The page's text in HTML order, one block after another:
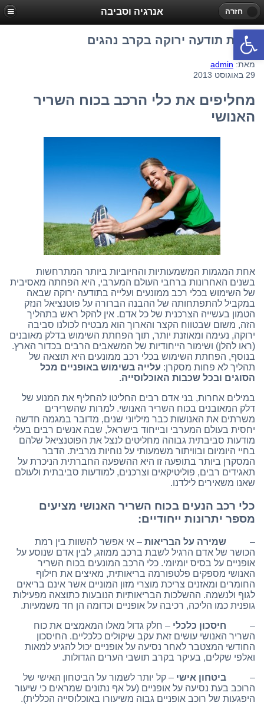
פתח סרגל נגישות
חזרה אנרגיה וסביבה
עליית תודעה ירוקה בקרב נהגים
מאת: admin
29 באוגוסט 2013
מחליפים את כלי הרכב בכוח השריר
האנושי
אחת המגמות המשמעותיות והחיוביות ביותר המתרחשות
בשנים האחרונות ברחבי העולם המערבי, היא הפחתה מאסיבית
של השימוש בכלי רכב ממונעים ועלייה בתודעה ירוקה שבאה
במקביל להתפתחותה של ההבנה הברורה על פוטנציאל הנזק
הטמון בעשייה הצרכנית של כל אדם. אין להקל ראש בתהליך
הזה, משום שבטווח הקצר והארוך הוא מבטיח לכולנו סביבה
ירוקה, נעימה ומאוזנת יותר, תוך הפחתת השימוש בדלק מאובנים
(ראו להלן) ושימור הייחודיות של המשאבים הרבים בכדור הארץ.
בנוסף, הפחתת השימוש בכלי רכב ממונעים היא תוצאה של
תהליך לא פחות מסקרן: עלייה בשימוש באופניים מכל
הסוגים ובכל שכבות האוכלוסייה.
במילים אחרות, בני אדם רבים החליטו להחליף את המנוע של
דלק המאובנים בכוח השריר האנושי. למרות שהשרירים
משרתים את האנושות כבר מיליוני שנים, מדובר במגמה חדשה
יחסית בעולם המערבי ובייחוד בישראל, שבה אנשים רבים בעלי
מודעות סביבתית גבוהה מחליטים לנצל את הפוטנציאל שלהם
בחיי היומיום ובוויתור משמעותי על נוחיות מרבית. הדבר
המסקרן ביותר בתופעה זו היא ההשפעה החברתית הניכרת על
תאגידים רבים, פוליטיקאים וצרכנים, למודעות סביבתית ולעולם
שאנו משאירים לילדנו.
כלי רכב הנעים בכוח השריר האנושי מציעים
מספר יתרונות ייחודיים:
– שמירה על הבריאות – אי אפשר להשוות בין רמת
הכושר של אדם הרגיל לשבת ברכב ממוזג, לבין אדם שנוסע על
אופניים על בסיס יומיומי. כלי הרכב המונעים בכוח השריר
האנושי מספקים פלטפורמה בריאותית, מאיצים את חילוף
החומרים ומאזנים צריכת מוצרי מזון המוניים אשר אינם בריאים
לגוף ולנשמה. ההשלכות הבריאותיות הנובעות כתוצאה מפעילות
גופנית כמו הליכה, רכיבה על אופניים וכדומה הן חד משמעיות.
– חיסכון כלכלי – חלק גדול מאלו המאמצים את כוח
השריר האנושי עושים זאת עקב שיקולים כלכליים. החיסכון
החודשי המצטבר לאחר נסיעה על אופניים יכול להגיע למאות
ואלפי שקלים, בעיקר בקרב תושבי הערים הגדולות.
– ביטחון אישי – קל יותר לשמור על הביטחון האישי של
הרוכב בעת נסיעה על אופניים (על אף נתונים שמראים כי שיעור
היפגעות של רוכב אופניים גבוה משיעורו באוכלוסייה הכללית).